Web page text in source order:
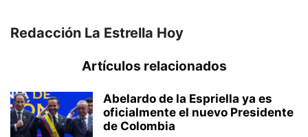
Redacción La Estrella Hoy
Artículos relacionados
Abelardo de la Espriella ya es
oficialmente el nuevo Presidente
de Colombia